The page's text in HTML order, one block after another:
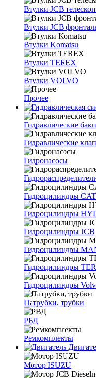
Втулки JCB
Втулки JCB
Втулки Komatsu
Втулки TEREX
Втулки VOLVO
Прочее
Гидравлические баки
Гидравлические
Гидронасосы
Гидроцилиндры CAT
Гидроцилиндры
Гидроцилиндры JCB
Гидроцилиндры
Гидроцилиндры
Гидроцилиндры
Патрубки, трубки
РВД
Ремкомплекты
Мотор ISUZU